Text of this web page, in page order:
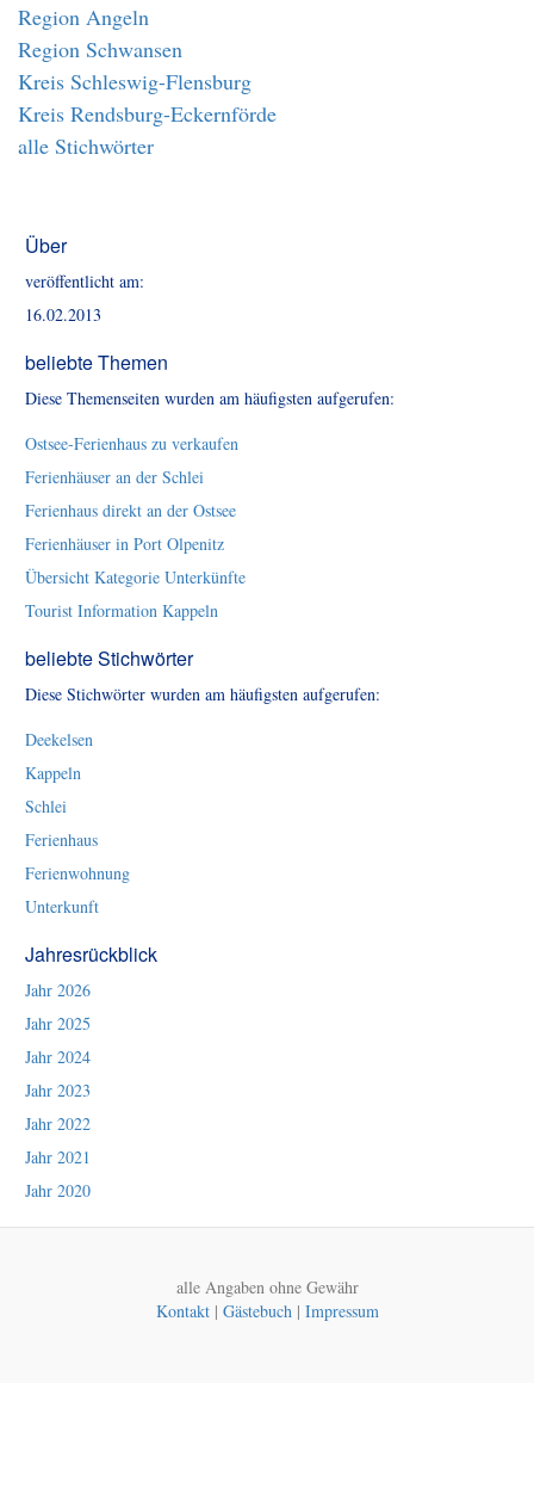
Region Angeln
Region Schwansen
Kreis Schleswig-Flensburg
Kreis Rendsburg-Eckernförde
alle Stichwörter
Über
veröffentlicht am:
16.02.2013
beliebte Themen
Diese Themenseiten wurden am häufigsten aufgerufen:
Ostsee-Ferienhaus zu verkaufen
Ferienhäuser an der Schlei
Ferienhaus direkt an der Ostsee
Ferienhäuser in Port Olpenitz
Übersicht Kategorie Unterkünfte
Tourist Information Kappeln
beliebte Stichwörter
Diese Stichwörter wurden am häufigsten aufgerufen:
Deekelsen
Kappeln
Schlei
Ferienhaus
Ferienwohnung
Unterkunft
Jahresrückblick
Jahr 2026
Jahr 2025
Jahr 2024
Jahr 2023
Jahr 2022
Jahr 2021
Jahr 2020
alle Angaben ohne Gewähr
Kontakt| Gästebuch| Impressum